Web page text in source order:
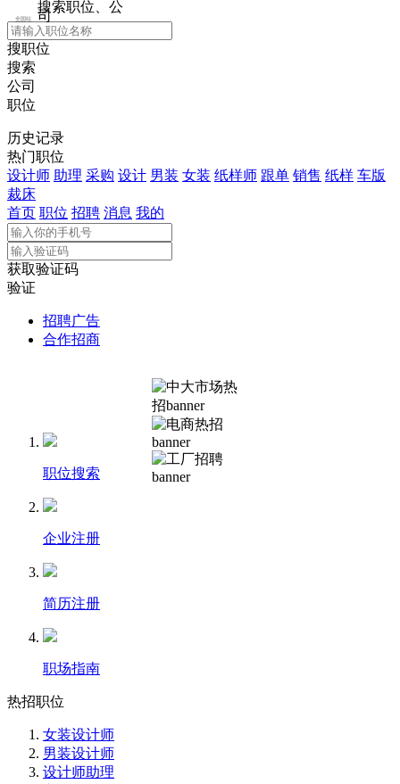
全国站
搜索职位、公
司
搜职位
搜索
公司
职位
历史记录
热门职位
设计师 助理 采购 设计 男装 女装 纸样师 跟单 销售 纸样 车版
裁床
首页 职位 招聘 消息 我的
获取验证码
验证
招聘广告
合作招商
职位搜索
企业注册
简历注册
职场指南
热招职位
女装设计师
男装设计师
设计师助理